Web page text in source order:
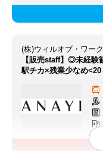
(株)ウィルオブ・ワー
【販売staff】◎未経験
駅チカ×残業少なめ<20